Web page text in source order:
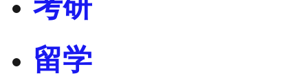
考研
留学